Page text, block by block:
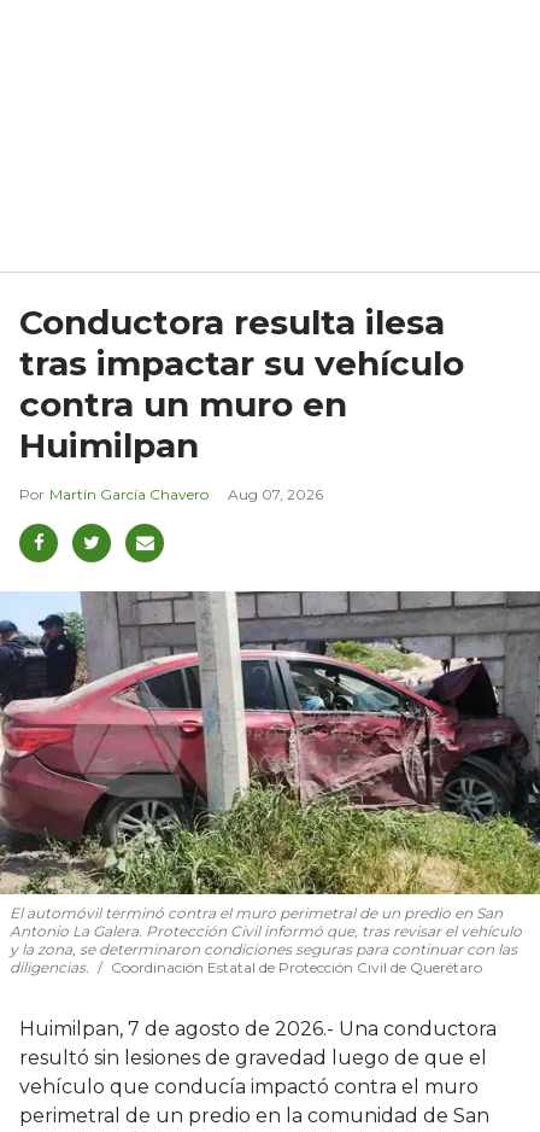
Conductora resulta ilesa
tras impactar su vehículo
contra un muro en
Huimilpan
Martín García Chavero Aug 07, 2026
El automóvil terminó contra el muro perimetral de un predio en San
Antonio La Galera. Protección Civil informó que, tras revisar el vehículo
y la zona, se determinaron condiciones seguras para continuar con las
diligencias.
Coordinación Estatal de Protección Civil de Querétaro
Huimilpan, 7 de agosto de 2026.- Una conductora
resultó sin lesiones de gravedad luego de que el
vehículo que conducía impactó contra el muro
perimetral de un predio en la comunidad de San